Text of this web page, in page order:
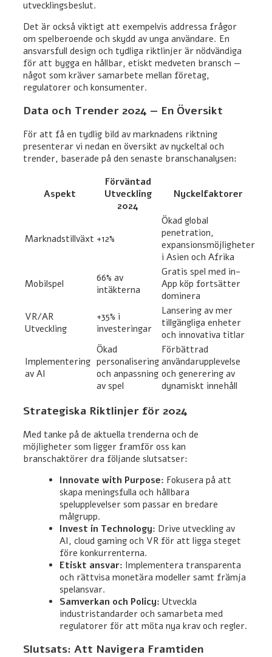
utvecklingsbeslut.
Det är också viktigt att exempelvis addressa frågor
om spelberoende och skydd av unga användare. En
ansvarsfull design och tydliga riktlinjer är nödvändiga
för att bygga en hållbar, etiskt medveten bransch —
något som kräver samarbete mellan företag,
regulatorer och konsumenter.
Data och Trender 2024 — En Översikt
För att få en tydlig bild av marknadens riktning
presenterar vi nedan en översikt av nyckeltal och
trender, baserade på den senaste branschanalysen:
Aspekt
Förväntad
Utveckling
2024
Nyckelfaktorer
Marknadstillväxt +12%
Ökad global
penetration,
expansionsmöjligheter
i Asien och Afrika
Mobilspel
66% av
intäkterna
Gratis spel med in-
App köp fortsätter
dominera
VR/AR
Utveckling
+35% i
investeringar
Lansering av mer
tillgängliga enheter
och innovativa titlar
Implementering
av AI
Ökad
personalisering
och anpassning
av spel
Förbättrad
användarupplevelse
och generering av
dynamiskt innehåll
Strategiska Riktlinjer för 2024
Med tanke på de aktuella trenderna och de
möjligheter som ligger framför oss kan
branschaktörer dra följande slutsatser:
Innovate with Purpose: Fokusera på att
skapa meningsfulla och hållbara
spelupplevelser som passar en bredare
målgrupp.
Invest in Technology: Drive utveckling av
AI, cloud gaming och VR för att ligga steget
före konkurrenterna.
Etiskt ansvar: Implementera transparenta
och rättvisa monetära modeller samt främja
spelansvar.
Samverkan och Policy: Utveckla
industristandarder och samarbeta med
regulatorer för att möta nya krav och regler.
Slutsats: Att Navigera Framtiden